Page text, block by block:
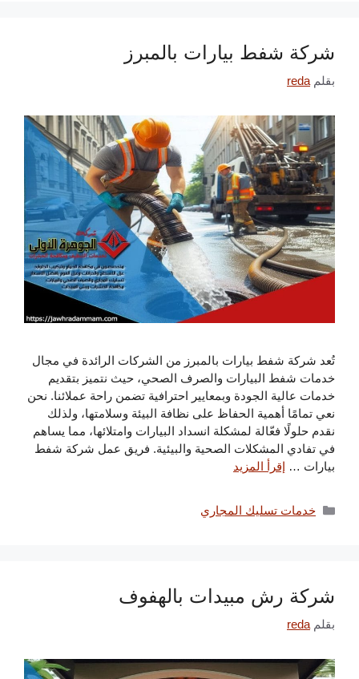
شركة شفط بيارات بالمبرز
بقلم reda
تُعد شركة شفط بيارات بالمبرز من الشركات الرائدة في مجال
خدمات شفط البيارات والصرف الصحي، حيث نتميز بتقديم
خدمات عالية الجودة وبمعايير احترافية تضمن راحة عملائنا. نحن
نعي تمامًا أهمية الحفاظ على نظافة البيئة وسلامتها، ولذلك
نقدم حلولًا فعّالة لمشكلة انسداد البيارات وامتلائها، مما يساهم
في تفادي المشكلات الصحية والبيئية. فريق عمل شركة شفط
بيارات … إقرأ المزيد
التصنيفات
خدمات تسليك المجاري
شركة رش مبيدات بالهفوف
بقلم reda